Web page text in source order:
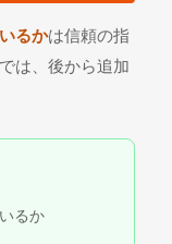
るかは信頼の指
は、後から追加
るか